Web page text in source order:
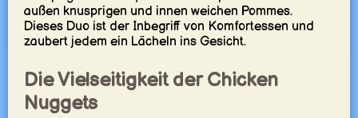
außen knusprigen und innen weichen Pommes.
Dieses Duo ist der Inbegriff von Komfortessen und
zaubert jedem ein Lächeln ins Gesicht.
Die Vielseitigkeit der Chicken
Nuggets